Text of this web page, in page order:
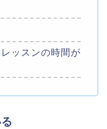
ッスンの時間が